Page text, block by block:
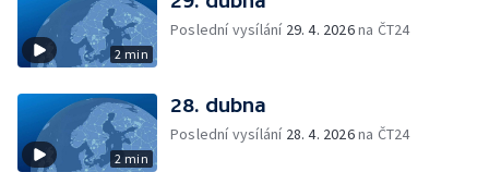
2 min
Poslední vysílání 29. 4. 2026na ČT24
2 min
28. dubna
Poslední vysílání 28. 4. 2026na ČT24